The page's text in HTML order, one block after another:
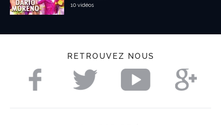
10 vidéos
RETROUVEZ NOUS